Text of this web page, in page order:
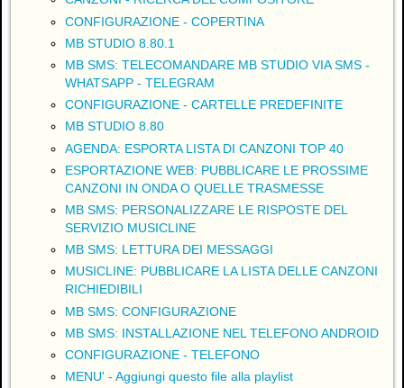
CONFIGURAZIONE - COPERTINA
MB STUDIO 8.80.1
MB SMS: TELECOMANDARE MB STUDIO VIA SMS -
WHATSAPP - TELEGRAM
CONFIGURAZIONE - CARTELLE PREDEFINITE
MB STUDIO 8.80
AGENDA: ESPORTA LISTA DI CANZONI TOP 40
ESPORTAZIONE WEB: PUBBLICARE LE PROSSIME
CANZONI IN ONDA O QUELLE TRASMESSE
MB SMS: PERSONALIZZARE LE RISPOSTE DEL
SERVIZIO MUSICLINE
MB SMS: LETTURA DEI MESSAGGI
MUSICLINE: PUBBLICARE LA LISTA DELLE CANZONI
RICHIEDIBILI
MB SMS: CONFIGURAZIONE
MB SMS: INSTALLAZIONE NEL TELEFONO ANDROID
CONFIGURAZIONE - TELEFONO
MENU' - Aggiungi questo file alla playlist